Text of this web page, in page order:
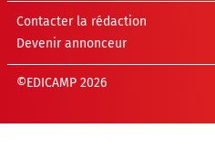
Contacter la rédaction
Devenir annonceur
©EDICAMP 2026